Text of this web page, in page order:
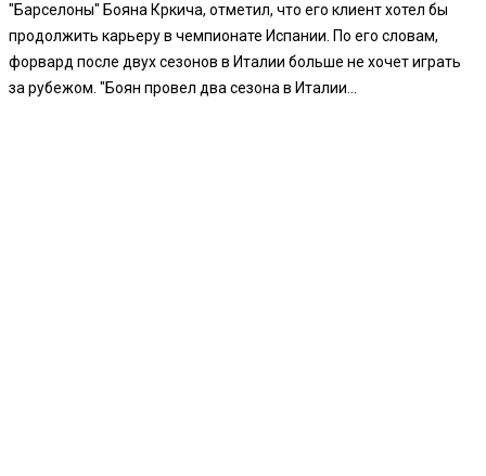
"Барселоны" Бояна Кркича, отметил, что его клиент хотел бы
продолжить карьеру в чемпионате Испании. По его словам,
форвард после двух сезонов в Италии больше не хочет играть
за рубежом. "Боян провел два сезона в Италии...